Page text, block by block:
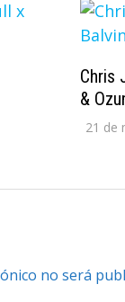
Chris
&
21 de
no será